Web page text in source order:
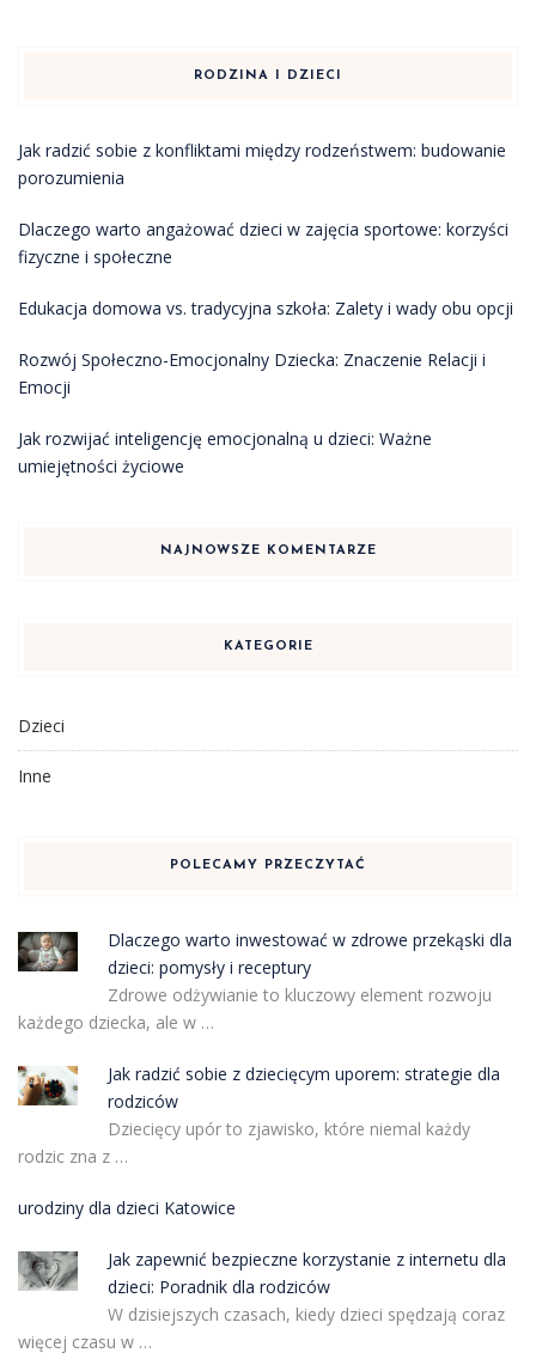
RODZINA I DZIECI
Jak radzić sobie z konfliktami między rodzeństwem: budowanie
porozumienia
Dlaczego warto angażować dzieci w zajęcia sportowe: korzyści
fizyczne i społeczne
Edukacja domowa vs. tradycyjna szkoła: Zalety i wady obu opcji
Rozwój Społeczno-Emocjonalny Dziecka: Znaczenie Relacji i
Emocji
Jak rozwijać inteligencję emocjonalną u dzieci: Ważne
umiejętności życiowe
NAJNOWSZE KOMENTARZE
KATEGORIE
Dzieci
Inne
POLECAMY PRZECZYTAĆ
Dlaczego warto inwestować w zdrowe przekąski dla
dzieci: pomysły i receptury
Zdrowe odżywianie to kluczowy element rozwoju
każdego dziecka, ale w …
Jak radzić sobie z dziecięcym uporem: strategie dla
rodziców
Dziecięcy upór to zjawisko, które niemal każdy
rodzic zna z …
urodziny dla dzieci Katowice
Jak zapewnić bezpieczne korzystanie z internetu dla
dzieci: Poradnik dla rodziców
W dzisiejszych czasach, kiedy dzieci spędzają coraz
więcej czasu w …